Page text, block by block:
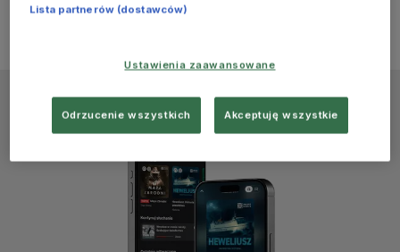
Lista partnerów (dostawców)
Ustawienia zaawansowane
Odrzucenie wszystkich Akceptuję wszystkie